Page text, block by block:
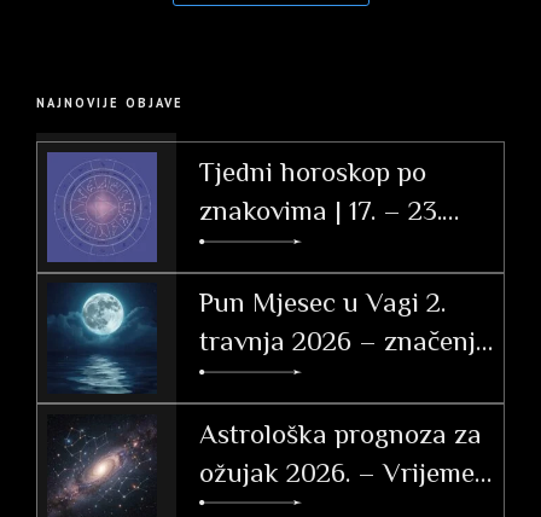
NAJNOVIJE OBJAVE
Tjedni horoskop po
znakovima | 17. – 23.
svibnja 2026.
Pun Mjesec u Vagi 2.
travnja 2026 – značenje
po znakovima
Astrološka prognoza za
ožujak 2026. – Vrijeme
tranzicije, akcije i velikih